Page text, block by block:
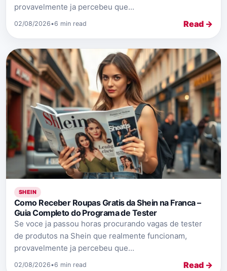
provavelmente ja percebeu que...
02/08/2026•6 min read Read →
SHEIN
Como Receber Roupas Gratis da Shein na Franca –
Guia Completo do Programa de Tester
Se voce ja passou horas procurando vagas de tester
de produtos na Shein que realmente funcionam,
provavelmente ja percebeu que...
02/08/2026•6 min read Read →